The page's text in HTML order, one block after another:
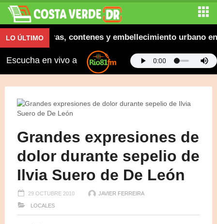
LO ÚLTIMOaceras, contenes y embellecimiento urbano en El
Escucha en vivo a
Grandes expresiones de
dolor durante sepelio de
Ilvia Suero de De León
29 OCTUBRE 2010 JAVIER FERREIRA
LOCALES